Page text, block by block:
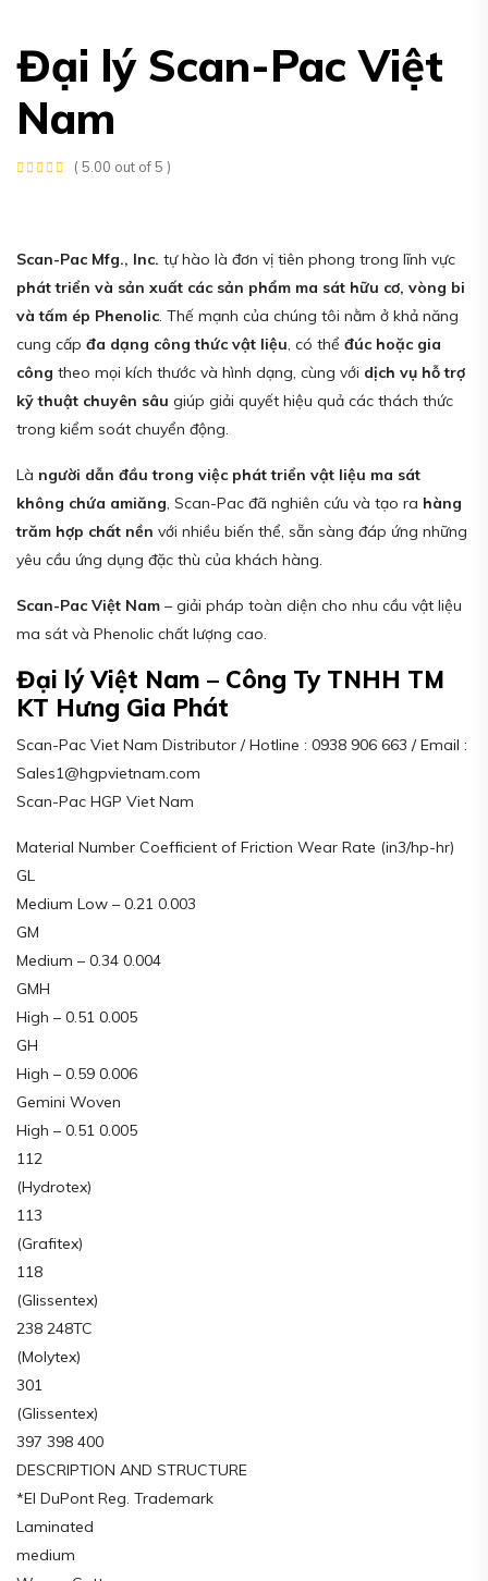
Đại lý Scan-Pac Việt
Nam
( 5.00 out of 5 )
Scan-Pac Mfg., Inc. tự hào là đơn vị tiên phong trong lĩnh vực
phát triển và sản xuất các sản phẩm ma sát hữu cơ, vòng bi
và tấm ép Phenolic. Thế mạnh của chúng tôi nằm ở khả năng
cung cấp đa dạng công thức vật liệu, có thể đúc hoặc gia
công theo mọi kích thước và hình dạng, cùng với dịch vụ hỗ trợ
kỹ thuật chuyên sâu giúp giải quyết hiệu quả các thách thức
trong kiểm soát chuyển động.
Là người dẫn đầu trong việc phát triển vật liệu ma sát
không chứa amiăng, Scan-Pac đã nghiên cứu và tạo ra hàng
trăm hợp chất nền với nhiều biến thể, sẵn sàng đáp ứng những
yêu cầu ứng dụng đặc thù của khách hàng.
Scan-Pac Việt Nam – giải pháp toàn diện cho nhu cầu vật liệu
ma sát và Phenolic chất lượng cao.
Đại lý Việt Nam – Công Ty TNHH TM
KT Hưng Gia Phát
Scan-Pac Viet Nam Distributor / Hotline : 0938 906 663 / Email :
Sales1@hgpvietnam.com
Scan-Pac HGP Viet Nam
Material Number Coefficient of Friction Wear Rate (in3/hp-hr)
GL
Medium Low – 0.21 0.003
GM
Medium – 0.34 0.004
GMH
High – 0.51 0.005
GH
High – 0.59 0.006
Gemini Woven
High – 0.51 0.005
112
(Hydrotex)
113
(Grafitex)
118
(Glissentex)
238 248TC
(Molytex)
301
(Glissentex)
397 398 400
DESCRIPTION AND STRUCTURE
*EI DuPont Reg. Trademark
Laminated
medium